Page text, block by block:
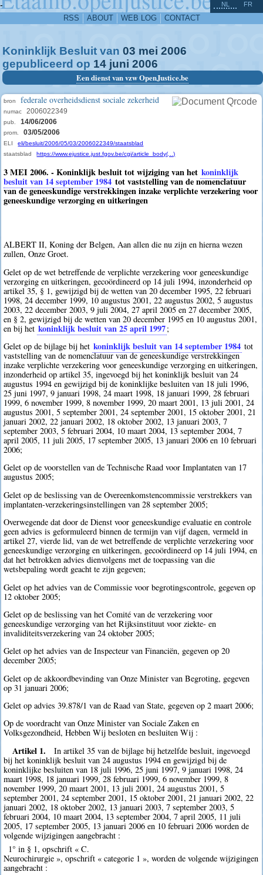
-
RSS ABOUT WEB LOG CONTACT
NL FR
Koninklijk Besluit van 03 mei 2006
gepubliceerd op 14 juni 2006
Een dienst van vzw OpenJustice.be
bron federale overheidsdienst sociale zekerheid
numac 2006022349
pub. 14/06/2006
prom. 03/05/2006
ELI
eli/besluit/2006/05/03/2006022349/staatsblad
staatsblad
https://www.ejustice.just.fgov.be/cgi/article_body(...)
3 MEI 2006. - Koninklijk besluit tot wijziging van het koninklijk
besluit van 14 september 1984 tot vaststelling van de nomenclatuur
van de geneeskundige verstrekkingen inzake verplichte verzekering voor
geneeskundige verzorging en uitkeringen
ALBERT II, Koning der Belgen, Aan allen die nu zijn en hierna wezen
zullen, Onze Groet.
Gelet op de wet betreffende de verplichte verzekering voor geneeskundige
verzorging en uitkeringen, gecoördineerd op 14 juli 1994, inzonderheid op
artikel 35, § 1, gewijzigd bij de wetten van 20 december 1995, 22 februari
1998, 24 december 1999, 10 augustus 2001, 22 augustus 2002, 5 augustus
2003, 22 december 2003, 9 juli 2004, 27 april 2005 en 27 december 2005,
en § 2, gewijzigd bij de wetten van 20 december 1995 en 10 augustus 2001,
en bij het koninklijk besluit van 25 april 1997;
Gelet op de bijlage bij het koninklijk besluit van 14 september 1984 tot
vaststelling van de nomenclatuur van de geneeskundige verstrekkingen
inzake verplichte verzekering voor geneeskundige verzorging en uitkeringen,
inzonderheid op artikel 35, ingevoegd bij het koninklijk besluit van 24
augustus 1994 en gewijzigd bij de koninklijke besluiten van 18 juli 1996,
25 juni 1997, 9 januari 1998, 24 maart 1998, 18 januari 1999, 28 februari
1999, 6 november 1999, 8 november 1999, 20 maart 2001, 13 juli 2001, 24
augustus 2001, 5 september 2001, 24 september 2001, 15 oktober 2001, 21
januari 2002, 22 januari 2002, 18 oktober 2002, 13 januari 2003, 7
september 2003, 5 februari 2004, 10 maart 2004, 13 september 2004, 7
april 2005, 11 juli 2005, 17 september 2005, 13 januari 2006 en 10 februari
2006;
Gelet op de voorstellen van de Technische Raad voor Implantaten van 17
augustus 2005;
Gelet op de beslissing van de Overeenkomstencommissie verstrekkers van
implantaten-verzekeringsinstellingen van 28 september 2005;
Overwegende dat door de Dienst voor geneeskundige evaluatie en controle
geen advies is geformuleerd binnen de termijn van vijf dagen, vermeld in
artikel 27, vierde lid, van de wet betreffende de verplichte verzekering voor
geneeskundige verzorging en uitkeringen, gecoördineerd op 14 juli 1994, en
dat het betrokken advies dienvolgens met de toepassing van die
wetsbepaling wordt geacht te zijn gegeven;
Gelet op het advies van de Commissie voor begrotingscontrole, gegeven op
12 oktober 2005;
Gelet op de beslissing van het Comité van de verzekering voor
geneeskundige verzorging van het Rijksinstituut voor ziekte- en
invaliditeitsverzekering van 24 oktober 2005;
Gelet op het advies van de Inspecteur van Financiën, gegeven op 20
december 2005;
Gelet op de akkoordbevinding van Onze Minister van Begroting, gegeven
op 31 januari 2006;
Gelet op advies 39.878/1 van de Raad van State, gegeven op 2 maart 2006;
Op de voordracht van Onze Minister van Sociale Zaken en
Volksgezondheid, Hebben Wij besloten en besluiten Wij :
Artikel 1.
In artikel 35 van de bijlage bij hetzelfde besluit, ingevoegd
bij het koninklijk besluit van 24 augustus 1994 en gewijzigd bij de
koninklijke besluiten van 18 juli 1996, 25 juni 1997, 9 januari 1998, 24
maart 1998, 18 januari 1999, 28 februari 1999, 6 november 1999, 8
november 1999, 20 maart 2001, 13 juli 2001, 24 augustus 2001, 5
september 2001, 24 september 2001, 15 oktober 2001, 21 januari 2002, 22
januari 2002, 18 oktober 2002, 13 januari 2003, 7 september 2003, 5
februari 2004, 10 maart 2004, 13 september 2004, 7 april 2005, 11 juli
2005, 17 september 2005, 13 januari 2006 en 10 februari 2006 worden de
volgende wijzigingen aangebracht :
1° in § 1, opschrift « C.
Neurochirurgie », opschrift « categorie 1 », worden de volgende wijzigingen
aangebracht :
^